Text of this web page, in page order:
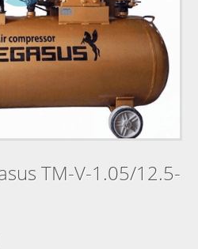
TM-V-1.05/12.5-